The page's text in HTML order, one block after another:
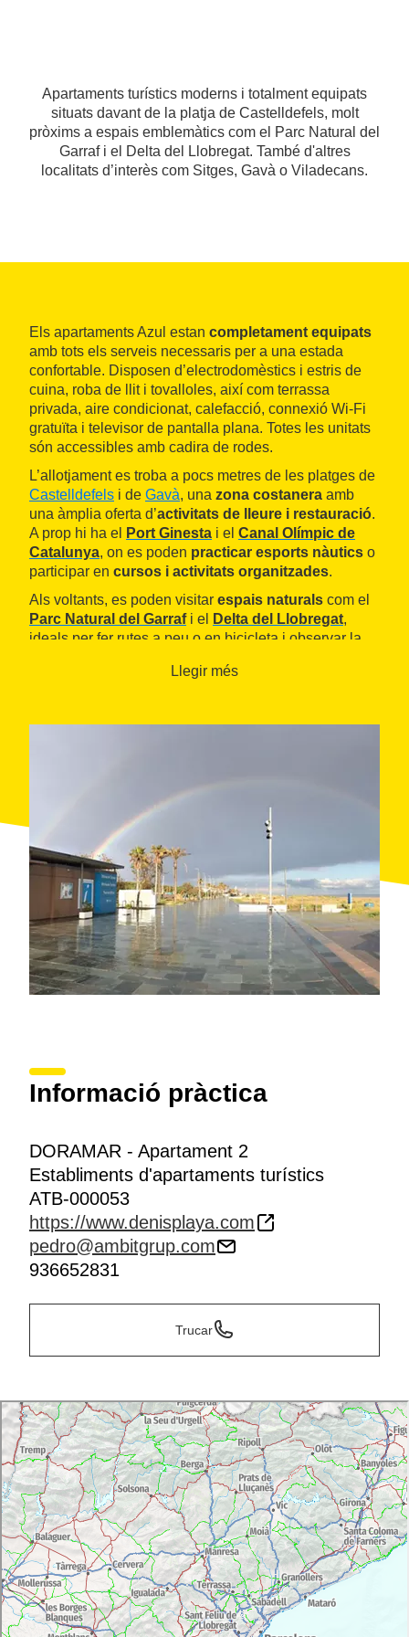
Apartaments turístics moderns i totalment equipats
situats davant de la platja de Castelldefels, molt
pròxims a espais emblemàtics com el Parc Natural del
Garraf i el Delta del Llobregat. També d'altres
localitats d’interès com Sitges, Gavà o Viladecans.
Els apartaments Azul estan completament equipats
amb tots els serveis necessaris per a una estada
confortable. Disposen d’electrodomèstics i estris de
cuina, roba de llit i tovalloles, així com terrassa
privada, aire condicionat, calefacció, connexió Wi-Fi
gratuïta i televisor de pantalla plana. Totes les unitats
són accessibles amb cadira de rodes.
L’allotjament es troba a pocs metres de les platges de
Castelldefels i de Gavà, una zona costanera amb
una àmplia oferta d’activitats de lleure i restauració.
A prop hi ha el
Port Ginesta i el Canal Olímpic de
Catalunya, on es poden practicar esports nàutics o
participar en cursos i activitats organitzades.
Als voltants, es poden visitar espais naturals com el
Parc Natural del Garrafi el Delta del Llobregat,
ideals per fer rutes a peu o en bicicleta i observar la
convenient per conèixer altres municipis de la zona,
Llegir més
Informació pràctica
DORAMAR - Apartament 2
Establiments d'apartaments turístics
ATB-000053
https://www.denisplaya.com
pedro@ambitgrup.com
936652831
Trucar